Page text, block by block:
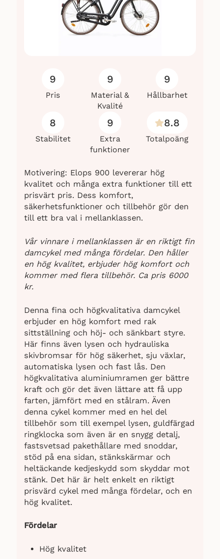
9
Pris
9
Material &
Kvalité
9
Hållbarhet
8
Stabilitet
9
Extra
funktioner
8.8
Totalpoäng
Motivering: Elops 900 levererar hög
kvalitet och många extra funktioner till ett
prisvärt pris. Dess komfort,
säkerhetsfunktioner och tillbehör gör den
till ett bra val i mellanklassen.
Vår vinnare i mellanklassen är en riktigt fin
damcykel med många fördelar. Den håller
en hög kvalitet, erbjuder hög komfort och
kommer med flera tillbehör. Ca pris 6000
kr.
Denna fina och högkvalitativa damcykel
erbjuder en hög komfort med rak
sittställning och höj- och sänkbart styre.
Här finns även lysen och hydrauliska
skivbromsar för hög säkerhet, sju växlar,
automatiska lysen och fast lås. Den
högkvalitativa aluminiumramen ger bättre
kraft och gör det även lättare att få upp
farten, jämfört med en stålram. Även
denna cykel kommer med en hel del
tillbehör som till exempel lysen, guldfärgad
ringklocka som även är en snygg detalj,
fastsvetsad pakethållare med snoddar,
stöd på ena sidan, stänkskärmar och
heltäckande kedjeskydd som skyddar mot
stänk. Det här är helt enkelt en riktigt
prisvärd cykel med många fördelar, och en
hög kvalitet.
Fördelar
Hög kvalitet